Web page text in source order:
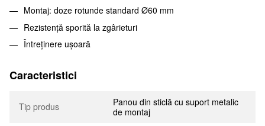
Montaj: doze rotunde standard Ø60 mm
Rezistență sporită la zgârieturi
Întreținere ușoară
Caracteristici
Tip produs
Panou din sticlă cu suport metalic
de montaj